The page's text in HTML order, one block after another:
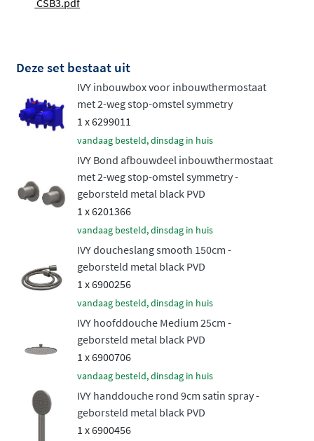
wanneer elders in huis water wordt gebruikt. Met de
uitgang tegelijk gebruikt voor optimale waterdruk. Het
hoogwaardige messing binnenwerk staat garant voor
betrouwbare prestaties, jaar na jaar.
Keuze uit verschillende
hoofddouches
De set is beschikbaar met hoofddouches in
verschillende formaten, van een compacte 20 cm tot een
royale 30 cm diameter. Je kunt kiezen tussen een
medium of slim profiel, afhankelijk van de gewenste
uitstraling en plafondhoogte. Elke hoofddouche levert
een gelijkmatige, ontspannende regenstraal die jouw
dagelijkse douchebeurt omtovert tot een wellness-
ervaring. De bevestiging gebeurt via een wandarm van
40 cm of een plafondbuis in 15 cm of 30 cm lengte.
Flexibele handdouche voor extra
gemak
Naast de regendouche beschikt de set over een
Deze set bestaat uit
IVY inbouwbox voor inbouwthermostaat
met 2-weg stop-omstel symmetry
1 x 6299011
vandaag besteld, dinsdag in huis
IVY Bond afbouwdeel inbouwthermostaat
met 2-weg stop-omstel symmetry -
geborsteld metal black PVD
1 x 6201366
vandaag besteld, dinsdag in huis
IVY doucheslang smooth 150cm -
geborsteld metal black PVD
1 x 6900256
vandaag besteld, dinsdag in huis
IVY hoofddouche Medium 25cm -
geborsteld metal black PVD
1 x 6900706
vandaag besteld, dinsdag in huis
IVY handdouche rond 9cm satin spray -
geborsteld metal black PVD
1 x 6900456